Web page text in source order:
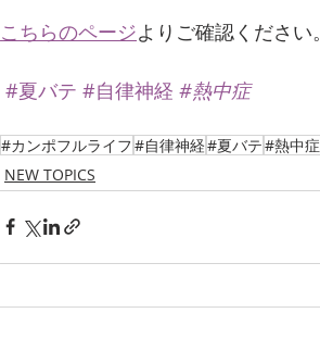
こちらのページよりご確認ください。
#夏バテ #自律神経 #熱中症
#カンポフルライフ#自律神経#夏バテ#熱中症
NEW TOPICS